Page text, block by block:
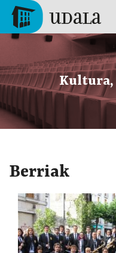
Skip to main content
Tolosa
Kultura,
Berriak